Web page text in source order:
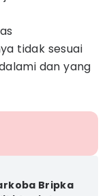
tidak sesuai
dan yang
Bripka